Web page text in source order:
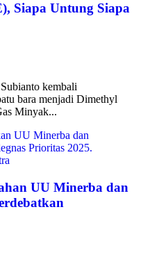
Siapa Untung Siapa
kembali
bara menjadi Dimethyl
Minyak...
UU Minerba dan